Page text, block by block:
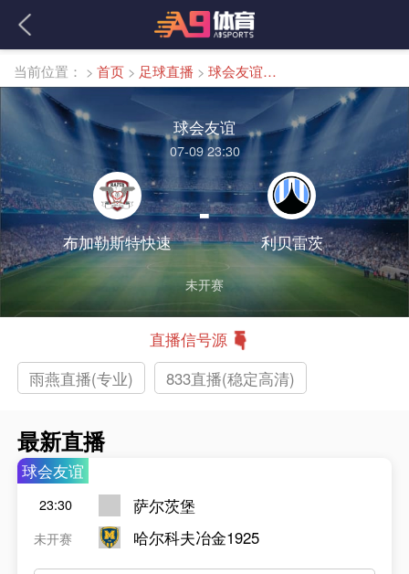
当前位置： > 首页 > 足球直播 > 球会友谊直播
球会友谊
07-09 23:30
布加勒斯特快速
-
利贝雷茨
未开赛
直播信号源
雨燕直播(专业)
833直播(稳定高清)
最新直播
球会友谊
23:30
未开赛
萨尔茨堡
哈尔科夫冶金1925